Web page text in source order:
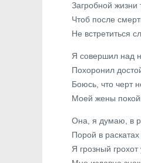
Загробной жизни
Чтоб после
Не встретиться
Я совершил над
Похоронил
Боюсь, что черт
Моей жены
Она, я думаю, в
Порой в
Я грозный грохот